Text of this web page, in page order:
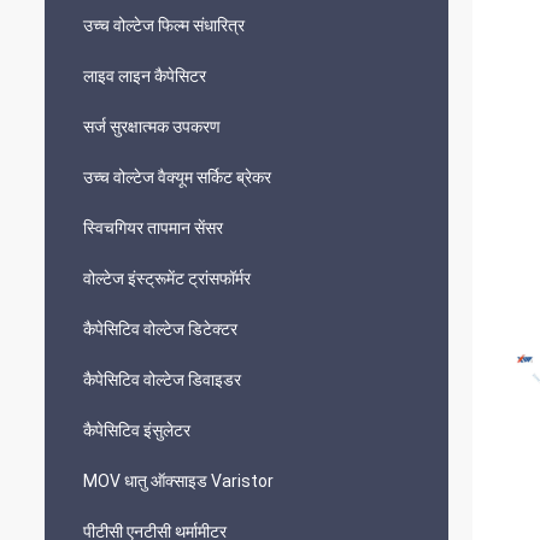
उच्च वोल्टेज फिल्म संधारित्र
लाइव लाइन कैपेसिटर
सर्ज सुरक्षात्मक उपकरण
उच्च वोल्टेज वैक्यूम सर्किट ब्रेकर
स्विचगियर तापमान सेंसर
वोल्टेज इंस्ट्रूमेंट ट्रांसफॉर्मर
कैपेसिटिव वोल्टेज डिटेक्टर
कैपेसिटिव वोल्टेज डिवाइडर
कैपेसिटिव इंसुलेटर
MOV धातु ऑक्साइड Varistor
पीटीसी एनटीसी थर्मामीटर